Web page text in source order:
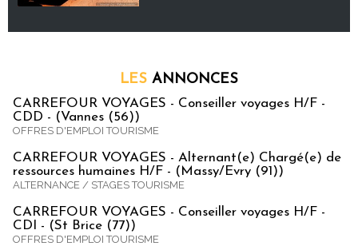
LES ANNONCES
CARREFOUR VOYAGES - Conseiller voyages H/F -
CDD - (Vannes (56))
OFFRES D'EMPLOI TOURISME
CARREFOUR VOYAGES - Alternant(e) Chargé(e) de
ressources humaines H/F - (Massy/Evry (91))
ALTERNANCE / STAGES TOURISME
CARREFOUR VOYAGES - Conseiller voyages H/F -
CDI - (St Brice (77))
OFFRES D'EMPLOI TOURISME